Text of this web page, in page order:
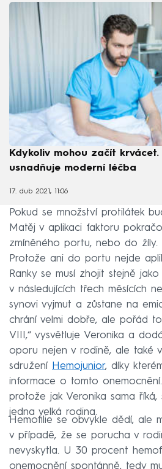
Kdykoliv mohou začít
usnadňuje moderní léčba
17. dub 2021, 11:06
Pokud se množství protilátek
Matěj v aplikaci faktoru
zmíněného portu, nebo do žíly.
Protože ani do portu nejde
Ranky se musí zhojit stejně
v následujících třech měsících
synovi vyjmut a zůstane na
chrání velmi dobře, ale pořád
VIII,“ vysvětluje Veronika a
oporu nejen v rodině, ale také
sdružení Hemojunior, díky
informace o tomto
protože jak Veronika sama říká,
jedna velká rodina.
Hemofilie se obvykle dědí, ale
v případě, že se porucha v
nevyskytla. U 30 procent
onemocnění spontánně, tedy